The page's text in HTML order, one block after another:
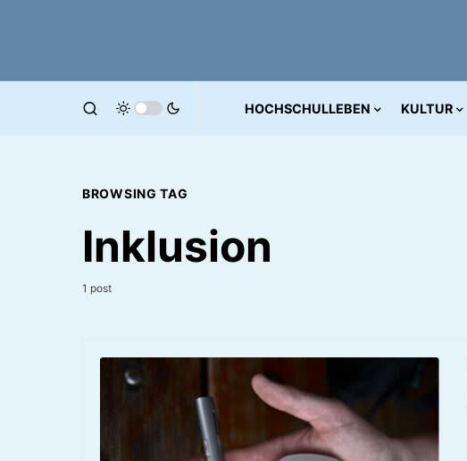
HOCHSCHULLEBEN KULTUR
BROWSING TAG
Inklusion
1 post